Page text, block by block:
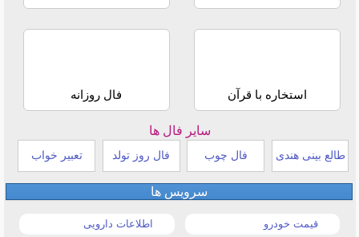
استخاره با قرآن فال روزانه
سایر فال ها
طالع بینی هندی فال چوب فال روز تولد تعبیر خواب
سرویس ها
قیمت خودرو اطلاعات دارویی